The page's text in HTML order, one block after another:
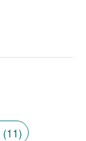
(11)